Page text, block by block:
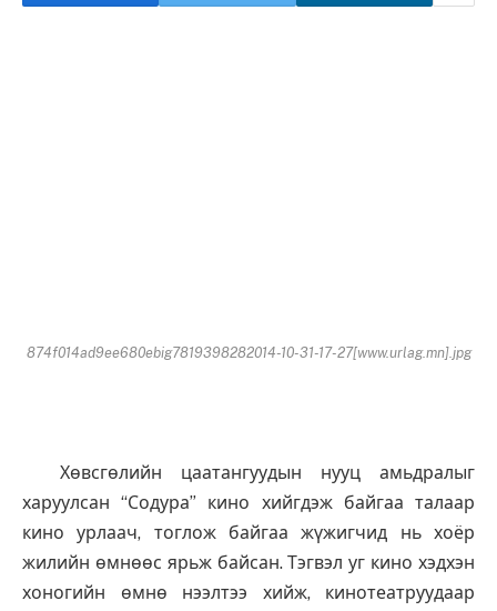
874f014ad9ee680ebig7819398282014-10-31-17-27[www.urlag.mn].jpg
Хөвсгөлийн цаатангуудын нууц амьдралыг
харуулсан “Содура” кино хийгдэж байгаа талаар
кино урлаач, тоглож байгаа жүжигчид нь хоёр
жилийн өмнөөс ярьж байсан. Тэгвэл уг кино хэдхэн
хоногийн өмнө нээлтээ хийж, кинотеатруудаар